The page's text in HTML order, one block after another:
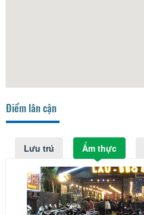
Điểm lân cận
Lưu trú Ẩm thực